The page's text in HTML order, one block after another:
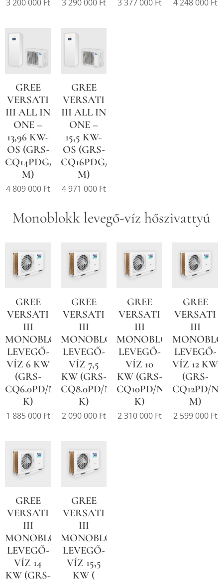
3 200 000Ft 3 290 000Ft 3 377 000Ft 4 248 000Ft
GREE
VERSATI
III ALL IN
ONE –
13,96 KW-
OS (GRS-
CQ14PDG/NHH2-
M)
4 809 000Ft
GREE
VERSATI
III ALL IN
ONE –
15,5 KW-
OS (GRS-
CQ16PDG/NHH2-
M)
4 971 000Ft
Monoblokk levegő-víz hőszivattyú
GREE
VERSATI
III
MONOBLOKK
LEVEGŐ-
VÍZ 6 KW
(GRS-
CQ6.0PD/NHG-
K)
1 885 000Ft
GREE
VERSATI
III
MONOBLOKK
LEVEGŐ-
VÍZ 7,5
KW (GRS-
CQ8.0PD/NHG-
K)
2 090 000Ft
GREE
VERSATI
III
MONOBLOKK
LEVEGŐ-
VÍZ 10
KW (GRS-
CQ10PD/NHG-
K)
2 310 000Ft
GREE
VERSATI
III
LEVEGŐ-
VÍZ 12 KW
(GRS-
CQ12PD/
M)
2 599 000Ft
GREE
VERSATI
III
MONOBLOKK
LEVEGŐ-
VÍZ 14
KW (GRS-
GREE
VERSATI
III
MONOBLOKK
LEVEGŐ-
VÍZ 15,5
KW (